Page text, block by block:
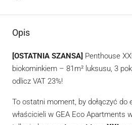
Opis
[OSTATNIA SZANSA] Penthouse
biokominkiem – 81m² luksusu, 3
odlicz VAT 23%!
To ostatni moment, by dołączyć do
właścicieli w GEA Eco Apartments